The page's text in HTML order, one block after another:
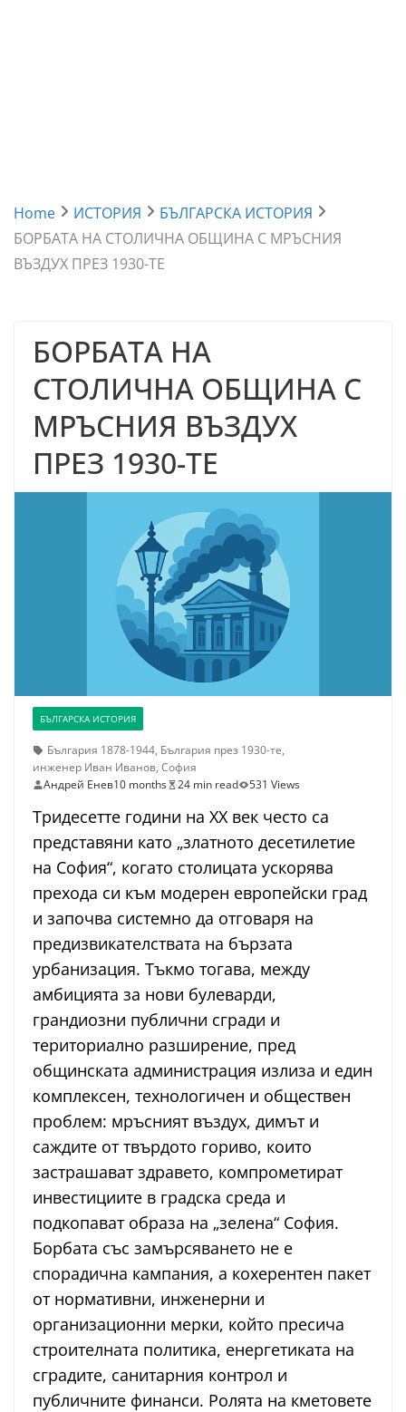
Home ИСТОРИЯ
БЪЛГАРСКА ИСТОРИЯ
БОРБАТА НА СТОЛИЧНА ОБЩИНА С МРЪСНИЯ
ВЪЗДУХ ПРЕЗ 1930-TE
БОРБАТА НА
СТОЛИЧНА ОБЩИНА С
МРЪСНИЯ ВЪЗДУХ
ПРЕЗ 1930-TE
БЪЛГАРСКА ИСТОРИЯ
България 1878-1944, България през 1930-те,
инженер Иван Иванов, София
Андрей Енев10 months 24 min read 531 Views
Тридесетте години на ХХ век често са
представяни като „златното десетилетие
на София“, когато столицата ускорява
прехода си към модерен европейски град
и започва системно да отговаря на
предизвикателствата на бързата
урбанизация. Тъкмо тогава, между
амбицията за нови булеварди,
грандиозни публични сгради и
териториално разширение, пред
общинската администрация излиза и един
комплексен, технологичен и обществен
проблем: мръсният въздух, димът и
саждите от твърдото гориво, които
застрашават здравето, компрометират
инвестициите в градска среда и
подкопават образа на „зелена“ София.
Борбата със замърсяването не е
спорадична кампания, а кохерентен пакет
от нормативни, инженерни и
организационни мерки, който пресича
строителната политика, енергетиката на
сградите, санитарния контрол и
публичните финанси. Ролята на кметовете